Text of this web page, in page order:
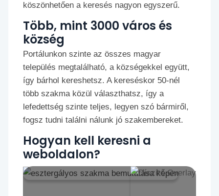
köszönhetően a keresés nagyon egyszerű.
Több, mint 3000 város és
község
Portálunkon szinte az összes magyar
település megtalálható, a községekkel együtt,
így bárhol kereshetsz. A kereséskor 50-nél
több szakma közül választhatsz, így a
lefedettség szinte teljes, legyen szó bármiről,
fogsz tudni találni nálunk jó szakembereket.
Hogyan kell keresni a
weboldalon?